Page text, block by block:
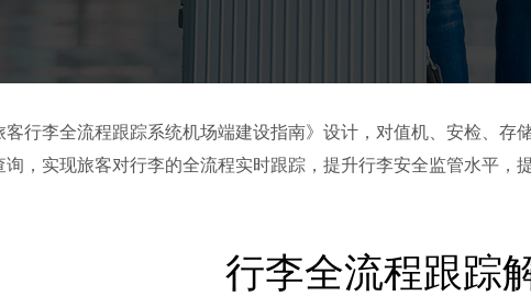
客行李全流程跟踪系统机场端建设指南》设计，对值机、安检、
，实现旅客对行李的全流程实时跟踪，提升行李安全监管水平，
行李全流程跟踪